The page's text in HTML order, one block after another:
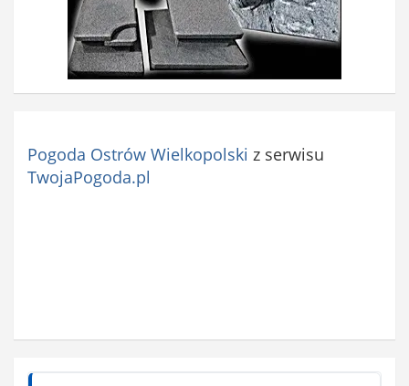
Pogoda Ostrów Wielkopolski z serwisu
TwojaPogoda.pl